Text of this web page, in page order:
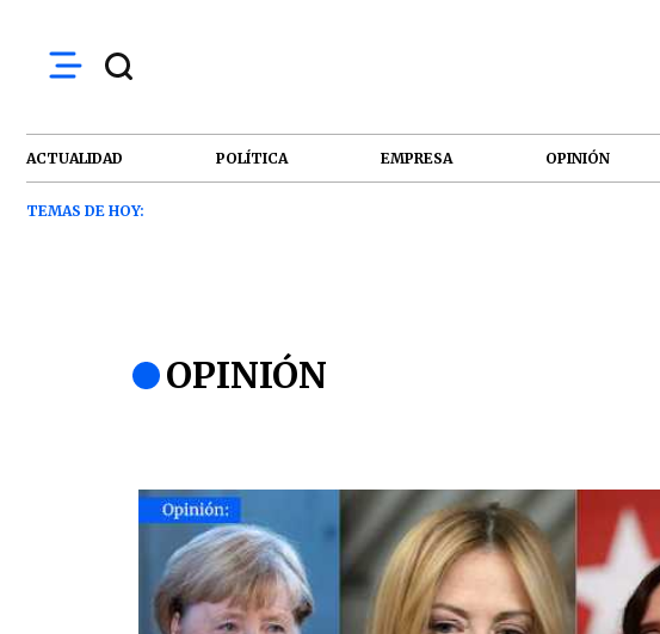
ACTUALIDAD POLÍTICA EMPRESA OPINIÓN
TEMAS DE HOY:
OPINIÓN